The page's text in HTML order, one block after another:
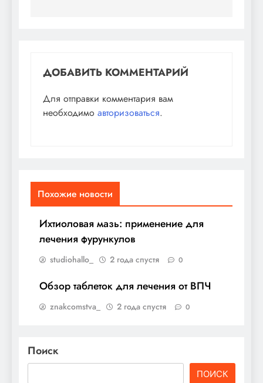
ДОБАВИТЬ КОММЕНТАРИЙ
Для отправки комментария вам
необходимо авторизоваться.
Похожие новости
Ихтиоловая мазь: применение для
лечения фурункулов
studiohallo_ 2 года спустя 0
Обзор таблеток для лечения от ВПЧ
znakcomstva_ 2 года спустя 0
Поиск
ПОИСК